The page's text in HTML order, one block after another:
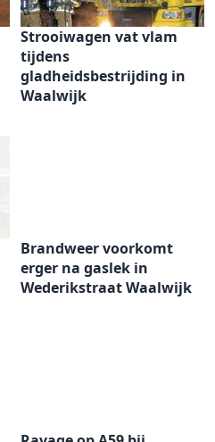
Strooiwagen vat vlam
tijdens
gladheidsbestrijding in
Waalwijk
Brandweer voorkomt
erger na gaslek in
Wederikstraat Waalwijk